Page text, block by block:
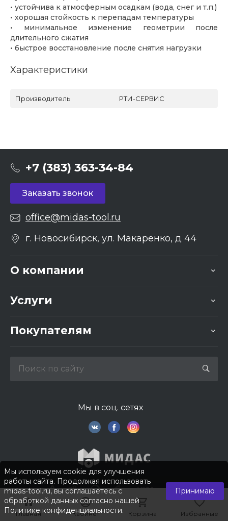
Главная Кабинет Корзина Избранные
Главная Кабинет Корзина Избранные
• устойчива к атмосферным осадкам (вода, снег и т.п.)
• хорошая стойкость к перепадам температуры
• минимальное изменение геометрии после
длительного сжатия
• быстрое восстановление после снятия нагрузки
Характеристики
Производитель РТИ-СЕРВИС
+7 (383) 363-34-84
Заказать звонок
office@midas-tool.ru
г. Новосибирск, ул. Макаренко, д 44
О компании
Услуги
Покупателям
Мы в соц. сетях
© 2026 © Компания «Мидас». Все права защищены.
Мы используем cookie для улучшения
работы сайта. Продолжая использовать
midas-tool.ru, вы соглашаетесь с
обработкой данных согласно нашей
Политике конфиденциальности.
Принимаю